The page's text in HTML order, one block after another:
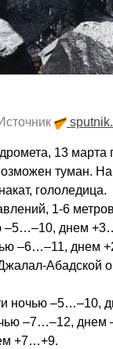
13 марта
туман.
гололедица.
1-6 метров
–5…–10, днем
–6…–11, днем
Абадской
ночью –5…–10,
–7…–12, днем
+7…+9.